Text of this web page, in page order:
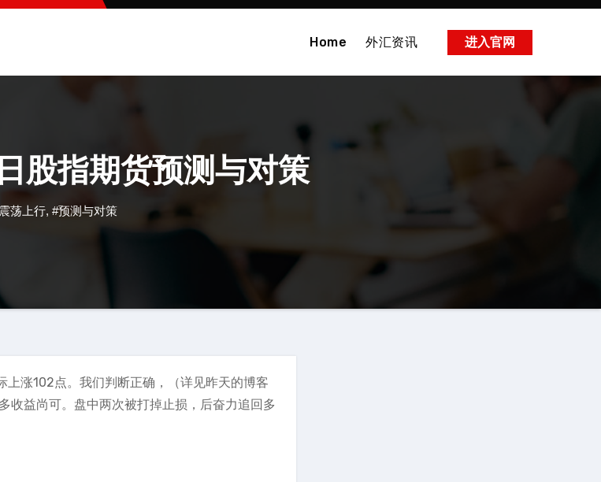
Home 外汇资讯 进入官网
股指期货预测与对策
荡上行, #预测与对策
涨102点。我们判断正确，（详见昨天的博客
收益尚可。盘中两次被打掉止损，后奋力追回多